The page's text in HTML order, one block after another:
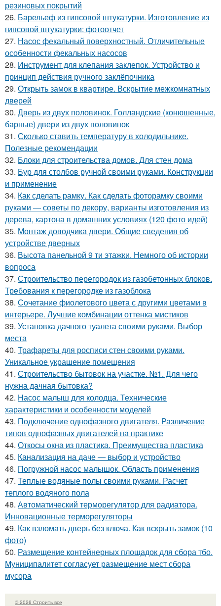
резиновых покрытий
26. Барельеф из гипсовой штукатурки. Изготовление из
гипсовой штукатурки: фотоотчет
27. Насос фекальный поверхностный. Отличительные
особенности фекальных насосов
28. Инструмент для клепания заклепок. Устройство и
принцип действия ручного заклёпочника
29. Открыть замок в квартире. Вскрытие межкомнатных
дверей
30. Дверь из двух половинок. Голландские (конюшенные,
барные) двери из двух половинок
31. Сколько ставить температуру в холодильнике.
Полезные рекомендации
32. Блоки для строительства домов. Для стен дома
33. Бур для столбов ручной своими руками. Конструкции
и применение
34. Как сделать рамку. Как сделать фоторамку своими
руками — советы по декору, варианты изготовления из
дерева, картона в домашних условиях (120 фото идей)
35. Монтаж доводчика двери. Общие сведения об
устройстве дверных
36. Высота панельной 9 ти этажки. Немного об истории
вопроса
37. Строительство перегородок из газобетонных блоков.
Требования к перегородке из газоблока
38. Сочетание фиолетового цвета с другими цветами в
интерьере. Лучшие комбинации оттенка мистиков
39. Установка дачного туалета своими руками. Выбор
места
40. Трафареты для росписи стен своими руками.
Уникальное украшение помещения
41. Строительство бытовок на участке. №1. Для чего
нужна дачная бытовка?
42. Насос малыш для колодца. Технические
характеристики и особенности моделей
43. Подключение однофазного двигателя. Различение
типов однофазных двигателей на практике
44. Откосы окна из пластика. Преимущества пластика
45. Канализация на даче — выбор и устройство
46. Погружной насос малышок. Область применения
47. Теплые водяные полы своими руками. Расчет
теплого водяного пола
48. Автоматический терморегулятор для радиатора.
Инновационные терморегуляторы
49. Как взломать дверь без ключа. Как вскрыть замок (10
фото)
50. Размещение контейнерных площадок для сбора тбо.
Муниципалитет согласует размещение мест сбора
мусора
© 2026 Строить все